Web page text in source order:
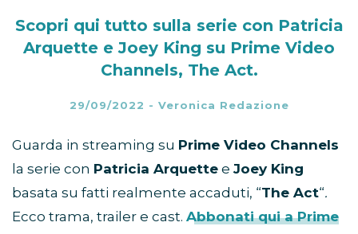
Scopri qui tutto sulla serie con Patricia
Arquette e Joey King su Prime Video
Channels, The Act.
29/09/2022 - Veronica Redazione
Guarda in streaming su Prime Video Channels
la serie con Patricia Arquette e Joey King
basata su fatti realmente accaduti, “The Act“.
Ecco trama, trailer e cast. Abbonati qui a Prime